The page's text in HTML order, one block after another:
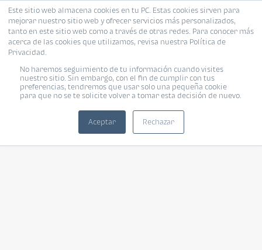
Este sitio web almacena cookies en tu PC. Estas cookies sirven para
mejorar nuestro sitio web y ofrecer servicios más personalizados,
tanto en este sitio web como a través de otras redes. Para conocer más
acerca de las cookies que utilizamos, revisa nuestra Política de
Privacidad.
No haremos seguimiento de tu información cuando visites
nuestro sitio. Sin embargo, con el fin de cumplir con tus
preferencias, tendremos que usar solo una pequeña cookie
para que no se te solicite volver a tomar esta decisión de nuevo.
Aceptar Rechazar